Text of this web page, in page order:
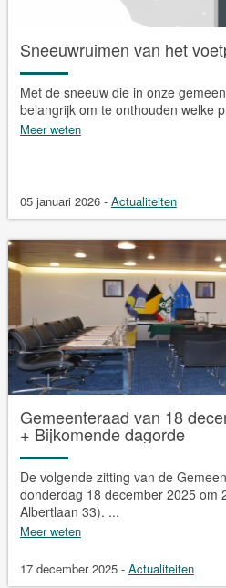
Sneeuwruimen van het
Met de sneeuw die in onze
belangrijk om te onthouden welke
Meer weten
05 januari 2026 - Actualiteiten
Gemeenteraad van 18
+ Bijkomende dagorde
De volgende zitting van de
donderdag 18 december 2025 om
Albertlaan 33). ...
Meer weten
17 december 2025 - Actualiteiten